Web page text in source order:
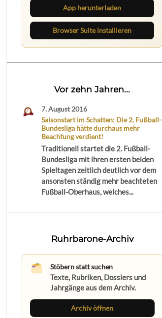
App herunterladen
Browser Suite installieren
Vor zehn Jahren...
7. August 2016
Saisonstart im Schatten: Die 2. Fußball-
Bundesliga hätte durchaus mehr
Beachtung verdient!
Traditionell startet die 2. Fußball-
Bundesliga mit ihren ersten beiden
Spieltagen zeitlich deutlich vor dem
ansonsten ständig mehr beachteten
Fußball-Oberhaus, welches...
Ruhrbarone-Archiv
Stöbern statt suchen
Texte, Rubriken, Dossiers und
Jahrgänge aus dem Archiv.
Archiv öffnen